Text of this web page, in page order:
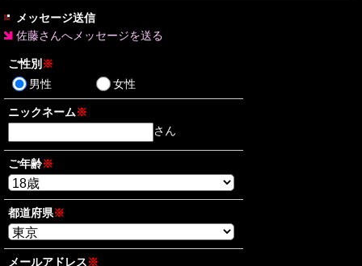
メッセージ送信
佐藤さんへメッセージを送る